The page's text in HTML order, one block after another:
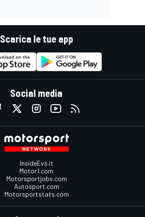
Scarica le tue app
Social media
InsideEvs.it
Motor1.com
Motorsportjobs.com
Autosport.com
Motorsportstats.com